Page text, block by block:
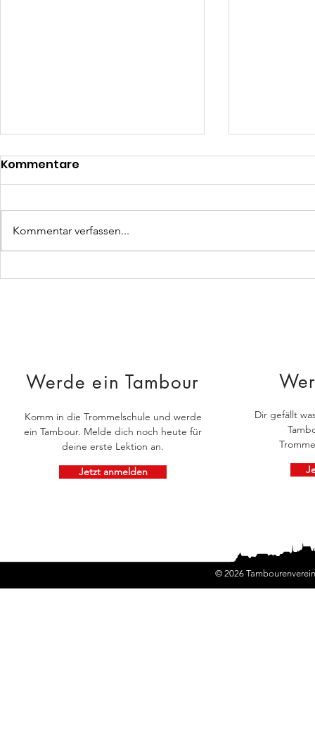
Erlebe uns am Stadtfest
Kommentare
Kommentar verfassen...
Werde ein Tambour
Komm in die Trommelschule und werde
ein Tambour. Melde dich noch heute für
deine erste Lektion an.
Jetzt anmelden
Dir gefällt
© 2026